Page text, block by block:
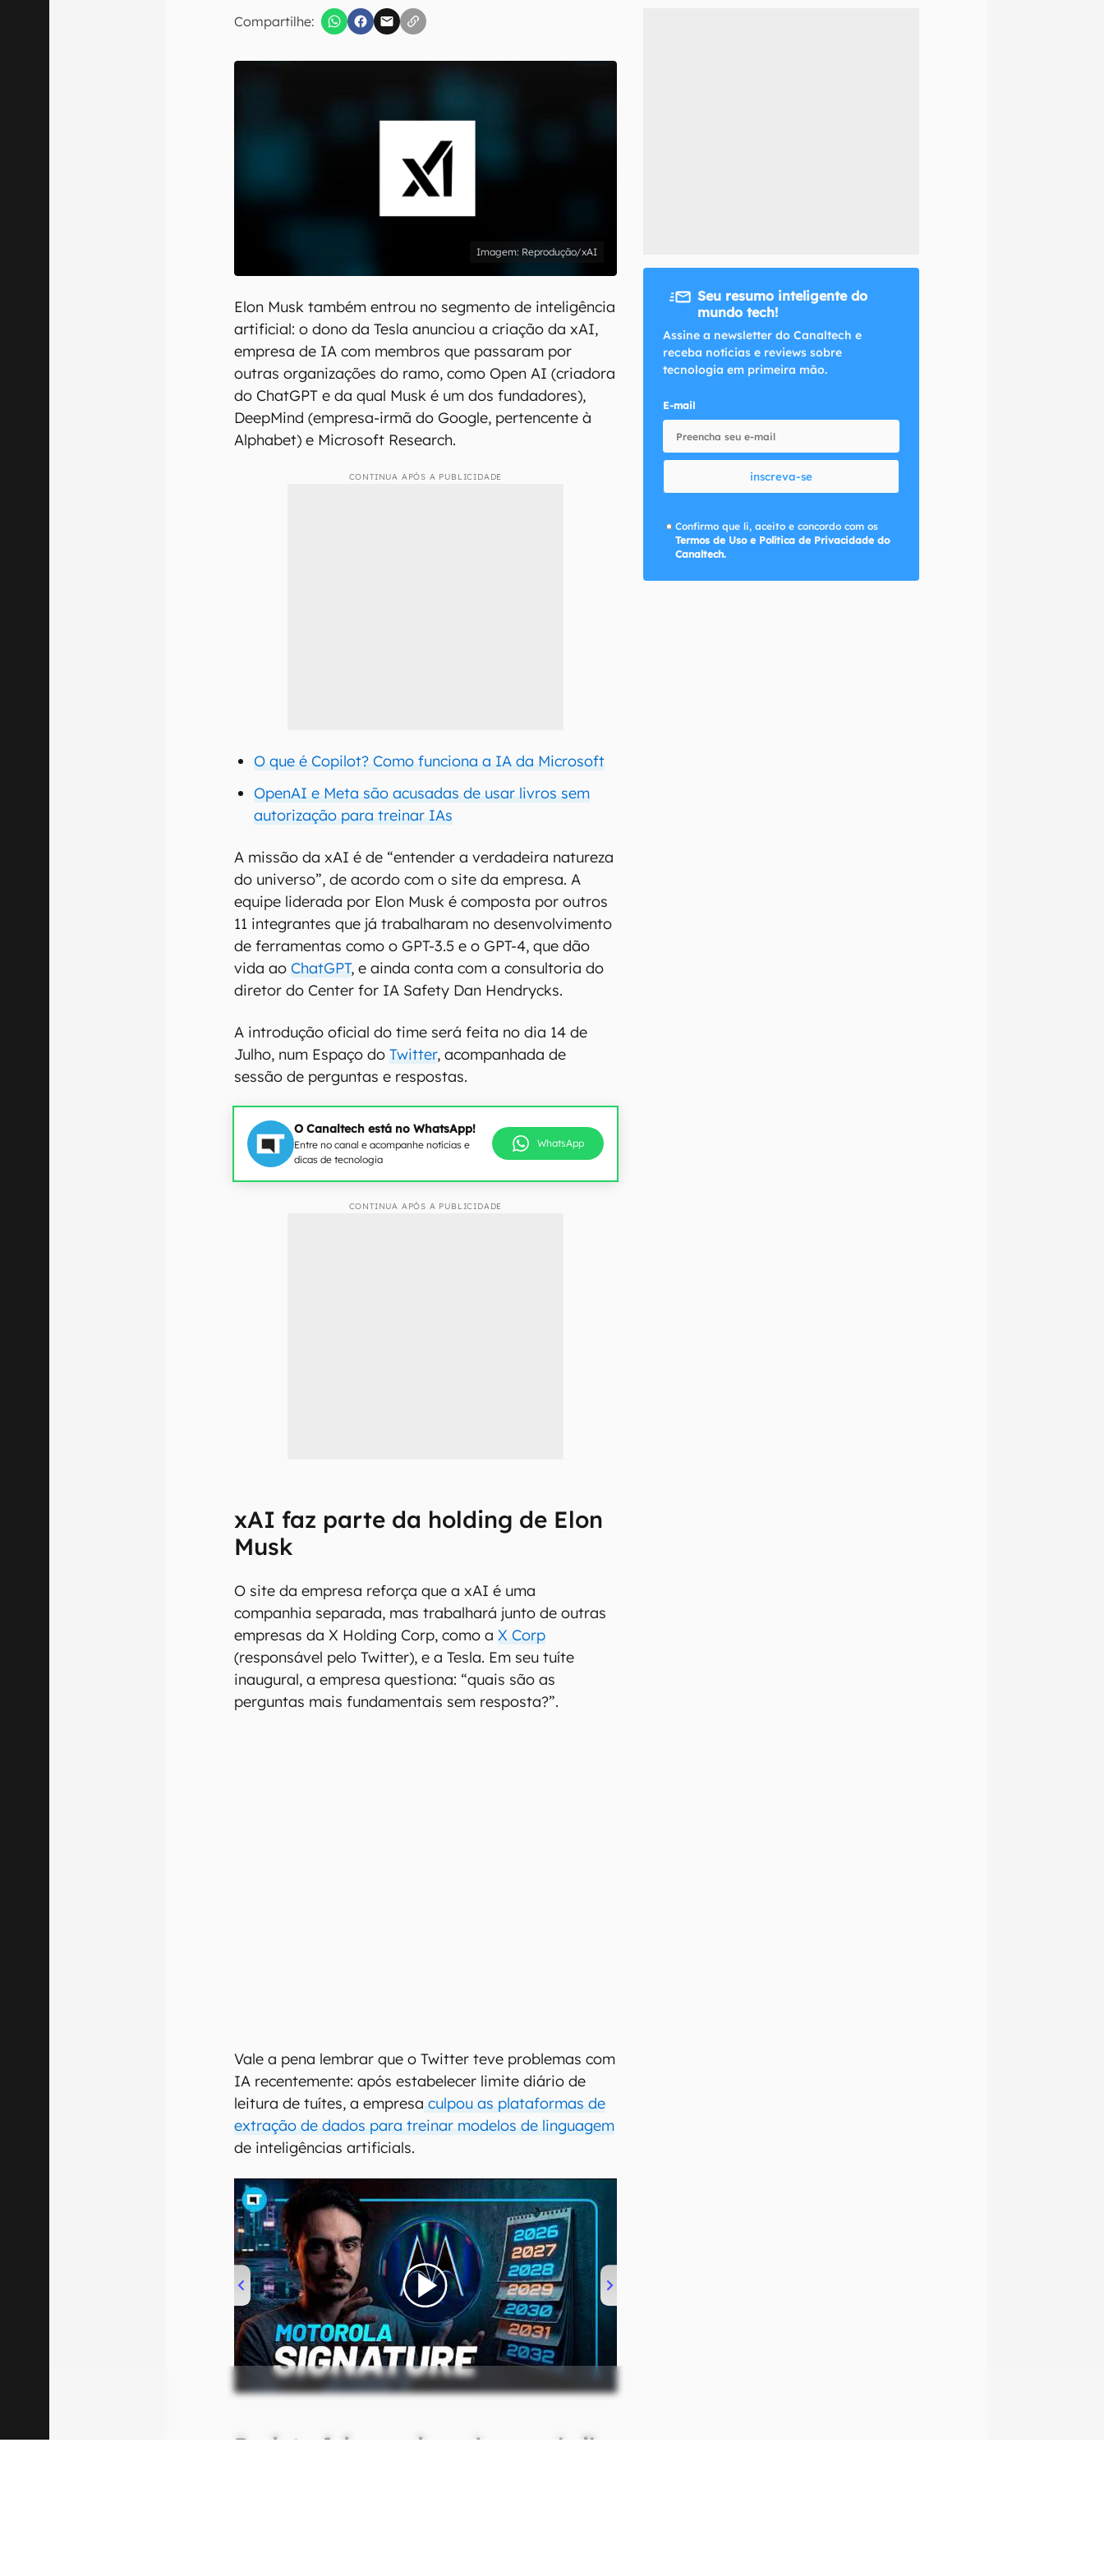
Compartilhe:
Reprodução/xAI
Elon Musk também entrou no segmento de inteligência
artificial: o dono da Tesla anunciou a criação da xAI,
empresa de IA com membros que passaram por
outras organizações do ramo, como Open AI (criadora
do ChatGPT e da qual Musk é um dos fundadores),
DeepMind (empresa-irmã do Google, pertencente à
Alphabet) e Microsoft Research.
CONTINUA APÓS A PUBLICIDADE
O que é Copilot? Como funciona a IA da Microsoft
OpenAI e Meta são acusadas de usar livros sem
autorização para treinar IAs
A missão da xAI é de “entender a verdadeira natureza
do universo”, de acordo com o site da empresa. A
equipe liderada por Elon Musk é composta por outros
11 integrantes que já trabalharam no desenvolvimento
de ferramentas como o GPT-3.5 e o GPT-4, que dão
vida aoChatGPT, e ainda conta com a consultoria do
diretor do Center for IA Safety Dan Hendrycks.
A introdução oficial do time será feita no dia 14 de
Julho, num Espaço doTwitter, acompanhada de
sessão de perguntas e respostas.
O Canaltech está no WhatsApp!
Entre no canal e acompanhe notícias e
dicas de tecnologia
WhatsApp
CONTINUA APÓS A PUBLICIDADE
xAI faz parte da holding de Elon
Musk
O site da empresa reforça que a xAI é uma
companhia separada, mas trabalhará junto de outras
empresas da X Holding Corp, como aX Corp
(responsável pelo Twitter), e a Tesla. Em seu tuíte
inaugural, a empresa questiona: “quais são as
perguntas mais fundamentais sem resposta?”.
Vale a pena lembrar que o Twitter teve problemas com
IA recentemente: após estabelecer limite diário de
leitura de tuítes, a empresa culpou as plataformas de
extração de dados para treinar modelos de linguagem
de inteligências artificials.
00:00/20:46
Projeto foi mencionado em abril
Seu resumo inteligente do
mundo tech!
Assine a newsletter do Canaltech e
receba notícias e reviews sobre
tecnologia em primeira mão.
E-mail
inscreva-se
Confirmo que li, aceito e concordo com os
Termos de Uso e Política de Privacidade do
Canaltech.